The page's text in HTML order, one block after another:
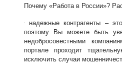
Почему «Работа в России»?
· надежные контрагенты –
поэтому Вы можете быть
недобросовестными
портале проходит
исключить случаи